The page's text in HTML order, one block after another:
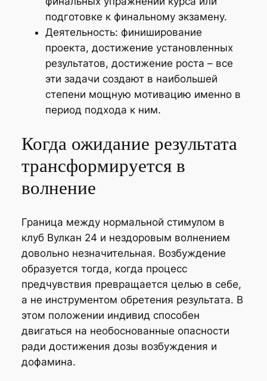
подготовке к финальному экзамену.
Деятельность: финиширование
проекта, достижение установленных
результатов, достижение роста – все
эти задачи создают в наибольшей
степени мощную мотивацию именно в
период подхода к ним.
Когда ожидание результата
трансформируется в
волнение
Граница между нормальной стимулом в
клуб Вулкан 24 и нездоровым волнением
довольно незначительная. Возбуждение
образуется тогда, когда процесс
предчувствия превращается целью в себе,
а не инструментом обретения результата. В
этом положении индивид способен
двигаться на необоснованные опасности
ради достижения дозы возбуждения и
дофамина.